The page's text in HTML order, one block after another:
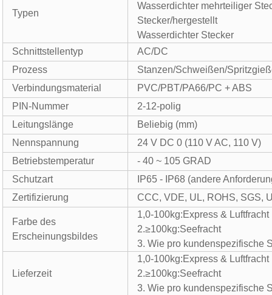
Typen
Wasserdichter mehrteiliger
Stecker/hergestellt
Wasserdichter Stecker
Schnittstellentyp
AC/DC
Prozess
Stanzen/Schweißen/
Verbindungsmaterial
PVC/PBT/PA66/PC + ABS
PIN-Nummer
2-12-polig
Leitungslänge
Beliebig (mm)
Nennspannung
24 V DC 0 (110 V AC, 110 V)
Betriebstemperatur
- 40 ~ 105 GRAD
Schutzart
IP65 - IP68 (andere
Zertifizierung
CCC, VDE, UL, ROHS, SGS,
Farbe des
Erscheinungsbildes
1,0-100kg:Express & Luftfracht
2.≥100kg:Seefracht
3. Wie pro kundenspezifische
Lieferzeit
1,0-100kg:Express & Luftfracht
2.≥100kg:Seefracht
3. Wie pro kundenspezifische